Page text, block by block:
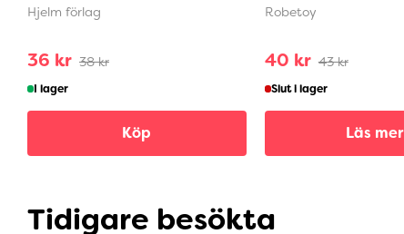
Hjelm förlag
36 kr 38 kr
I lager
Köp
Robetoy
40 kr 43 kr
Slut i lager
Läs mer
Tidigare besökta